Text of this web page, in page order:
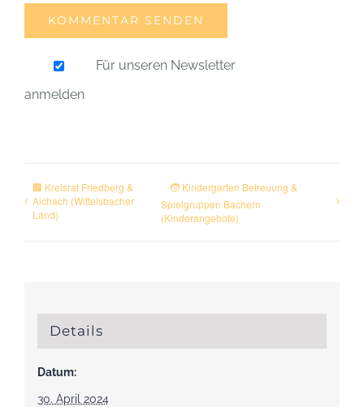
Für unseren Newsletter
anmelden
🏢 Kreisrat Friedberg &
Aichach (Wittelsbacher
Land)
🧒 Kindergarten Betreuung &
Spielgruppen Bachern
(Kinderangebote)
Details
Datum:
30. April 2024